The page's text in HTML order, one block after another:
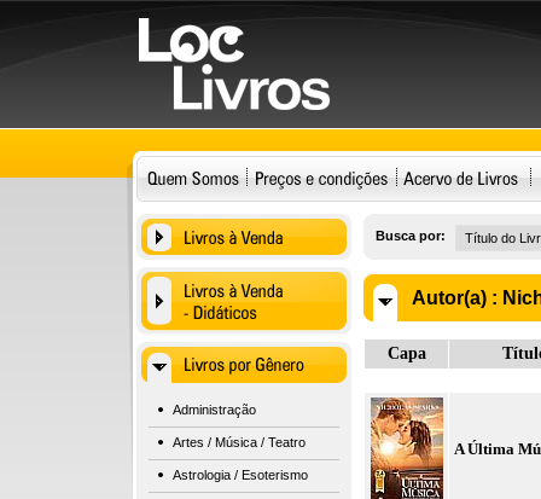
Administração
Artes / Música / Teatro
Astrologia / Esoterismo
Busca por:
Autor(a) :
Capa
A Última